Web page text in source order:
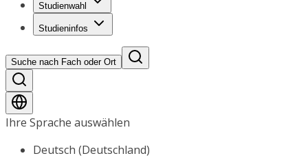
Studienwahl
Studieninfos
Suche nach Fach oder Ort
Ihre Sprache auswählen
Deutsch (Deutschland)